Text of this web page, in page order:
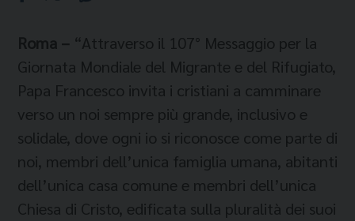
Roma – “Attraverso il 107° Messaggio per la
Giornata Mondiale del Migrante e del Rifugiato,
Papa Francesco invita i cristiani a camminare
verso un noi sempre più grande, inclusivo e
solidale, dove ogni io si riconosce come parte di
noi, membri dell’unica famiglia umana, abitanti
dell’unica casa comune e membri dell’unica
Chiesa di Cristo, edificata sulla pluralità dei suoi